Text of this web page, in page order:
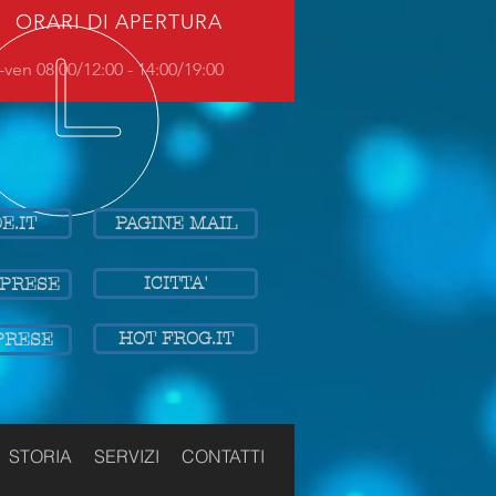
ORARI DI APERTURA
ven 08:00/12:00 - 14:00/19:00
PAGINE MAIL
ICITTA'
HOT FROG.IT
STORIA SERVIZI CONTATTI